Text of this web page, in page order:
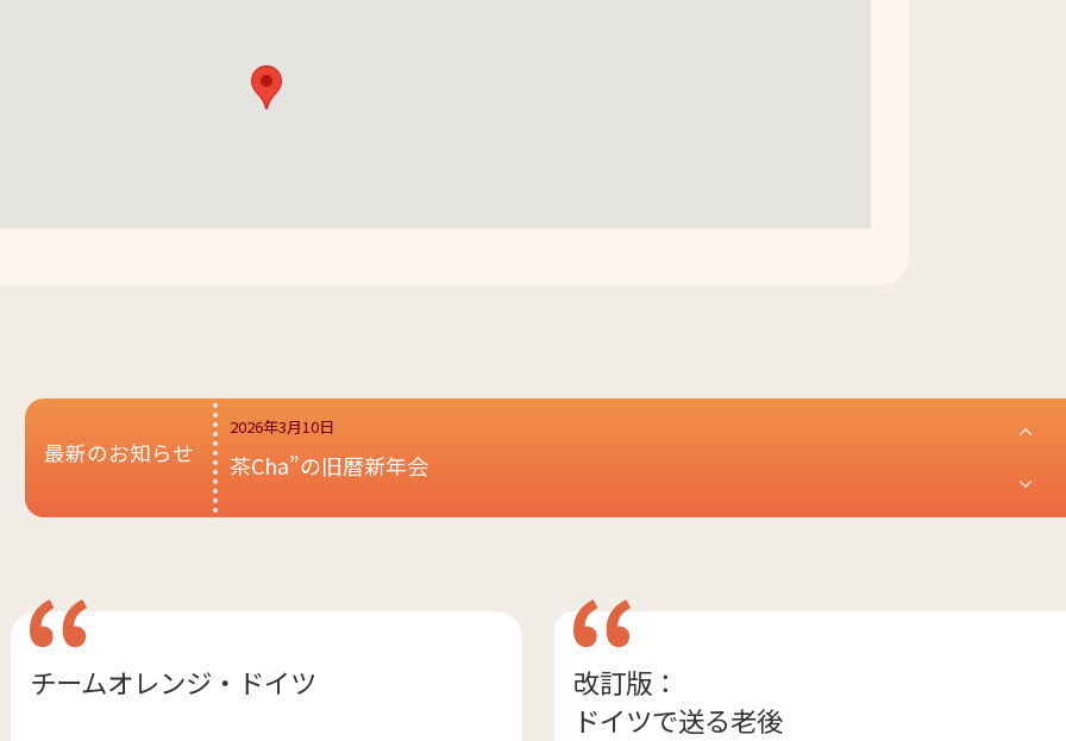
最新のお知らせ
2026年3月10日
茶Cha”の旧暦新年会
チームオレンジ・ ドイツ
改訂版：
ドイツで送る老後